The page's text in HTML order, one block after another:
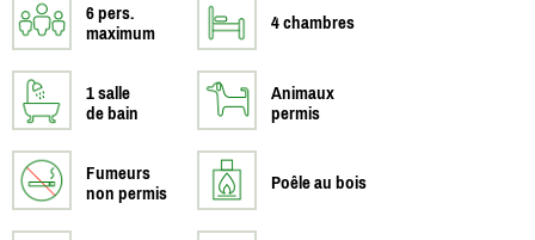
6 pers.
maximum
4 chambres
1 salle
de bain
Animaux
permis
Fumeurs
non permis
Poêle au bois